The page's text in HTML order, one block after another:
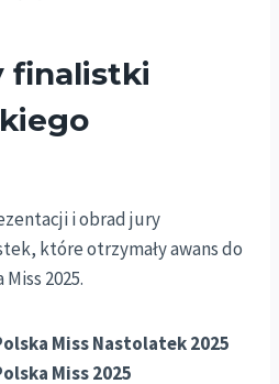
finalistki
i obrad jury
które otrzymały awans do
2025.
Miss Nastolatek 2025
Miss 2025